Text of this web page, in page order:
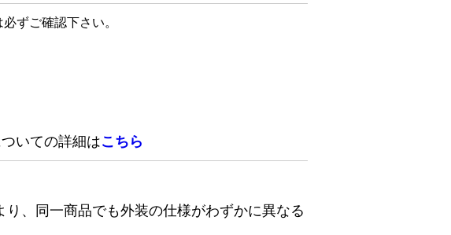
ずご確認下さい。
いての詳細はこちら
、同一商品でも外装の仕様がわずかに異なる